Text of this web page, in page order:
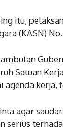
itu,
(KASN)
Satuan
agenda kerja,
agar
serius